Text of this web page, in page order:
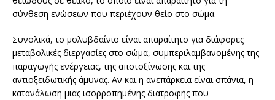
σύνθεση ενώσεων που περιέχουν θείο στο σώμα.
Συνολικά, το μολυβδαίνιο είναι απαραίτητο για διάφορες
μεταβολικές διεργασίες στο σώμα, συμπεριλαμβανομένης της
παραγωγής ενέργειας, της αποτοξίνωσης και της
αντιοξειδωτικής άμυνας. Αν και η ανεπάρκεια είναι σπάνια, η
κατανάλωση μιας ισορροπημένης διατροφής που